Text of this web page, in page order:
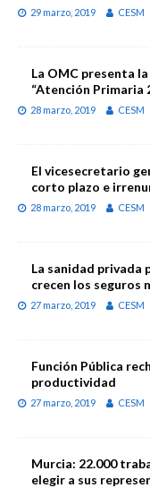
29 marzo, 2019 CESM
La OMC presenta
“Atención Primaria
28 marzo, 2019 CESM
El vicesecretario
corto plazo e
28 marzo, 2019 CESM
La sanidad privada
crecen los seguros
27 marzo, 2019 CESM
Función Pública
productividad
27 marzo, 2019 CESM
Murcia: 22.000
elegir a sus